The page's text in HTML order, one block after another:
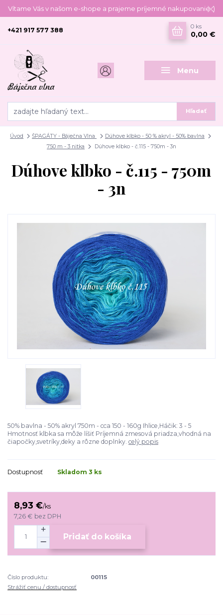
Vítame Vás v našom e-shope a prajeme príjemné nakupovanie :)
Menu
Hľadať
+421 917 577 388
0 ks
0,00 €
Úvod ŠPAGÁTY - Báječna Vlna
Dúhove klbko - 50 % akryl - 50% bavlna
750 m - 3 nitka
Dúhove klbko - č.115 - 750m - 3n
Dúhove klbko - č.115 - 750m
- 3n
50% bavlna - 50% akryl 750m - cca 150 - 160g Ihlice,Háčik: 3 - 5
Hmotnosť klbka sa môže líšiť Príjemná zmesová priadza,vhodná na
čiapočky,svetríky,deky a rôzne doplnky. celý popis
Dostupnosť Skladom 3 ks
8,93 €/ks
7,26 € bez DPH
Pridať do košíka
Číslo produktu:
00115
Strážiť cenu / dostupnosť